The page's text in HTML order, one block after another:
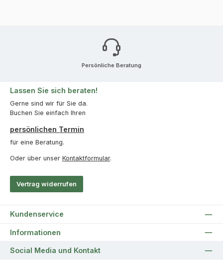
Persönliche Beratung
Lassen Sie sich beraten!
Gerne sind wir für Sie da.
Buchen Sie einfach Ihren
persönlichen Termin
für eine Beratung.
Oder über unser Kontaktformular.
Vertrag widerrufen
Kundenservice
Informationen
Social Media und Kontakt